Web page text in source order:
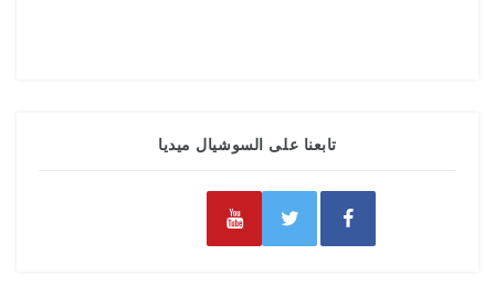
تابعنا على السوشيال ميديا